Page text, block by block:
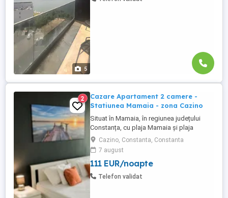
5
2
Cazare Apartament 2 camere -
Statiunea Mamaia - zona Cazino
Situat în Mamaia, în regiunea județului
Constanța, cu plaja Mamaia și plaja
Myrtos în apropiere, Diamond View
Apartments oferă cazare cu parcare
privată gratuită garantată pentru fiecare
apartament. Apartamente cu doua camera
de inchiriat in regim hotelier, Statiunea
Cazino, Constanta, Constanta
7 august
111 EUR/noapte
Telefon validat